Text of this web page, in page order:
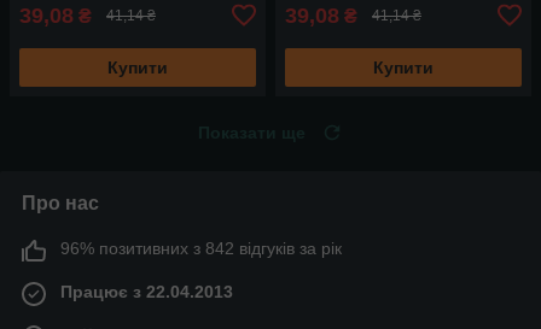
39,08 ₴ 41,14 ₴
Купити
39,08 ₴ 41,14 ₴
Купити
Про нас
96% позитивних з 842 відгуків за рік
Працює з 22.04.2013